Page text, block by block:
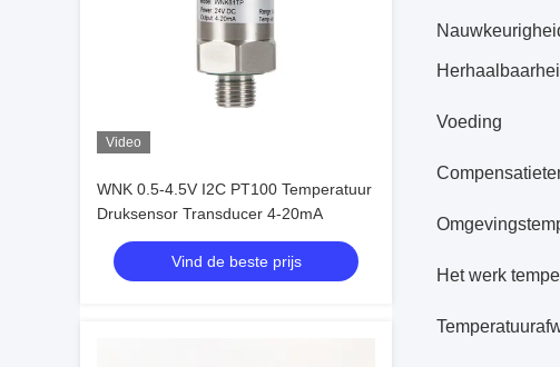
Video
WNK 0.5-4.5V I2C PT100 Temperatuur
Druksensor Transducer 4-20mA
Vind de beste prijs
Voeding
Het werk